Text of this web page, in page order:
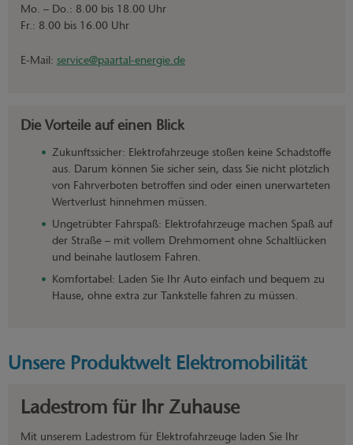
Mo. – Do.: 8.00 bis 18.00 Uhr
Fr.: 8.00 bis 16.00 Uhr
E-Mail: service@paartal-energie.de
Die Vorteile auf einen Blick
Zukunftssicher: Elektrofahrzeuge stoßen keine Schadstoffe
aus. Darum können Sie sicher sein, dass Sie nicht plötzlich
von Fahrverboten betroffen sind oder einen unerwarteten
Wertverlust hinnehmen müssen.
Ungetrübter Fahrspaß: Elektrofahrzeuge machen Spaß auf
der Straße – mit vollem Drehmoment ohne Schaltlücken
und beinahe lautlosem Fahren.
Komfortabel: Laden Sie Ihr Auto einfach und bequem zu
Hause, ohne extra zur Tankstelle fahren zu müssen.
Unsere Produktwelt Elektromobilität
Ladestrom für Ihr Zuhause
Mit unserem Ladestrom für Elektrofahrzeuge laden Sie Ihr